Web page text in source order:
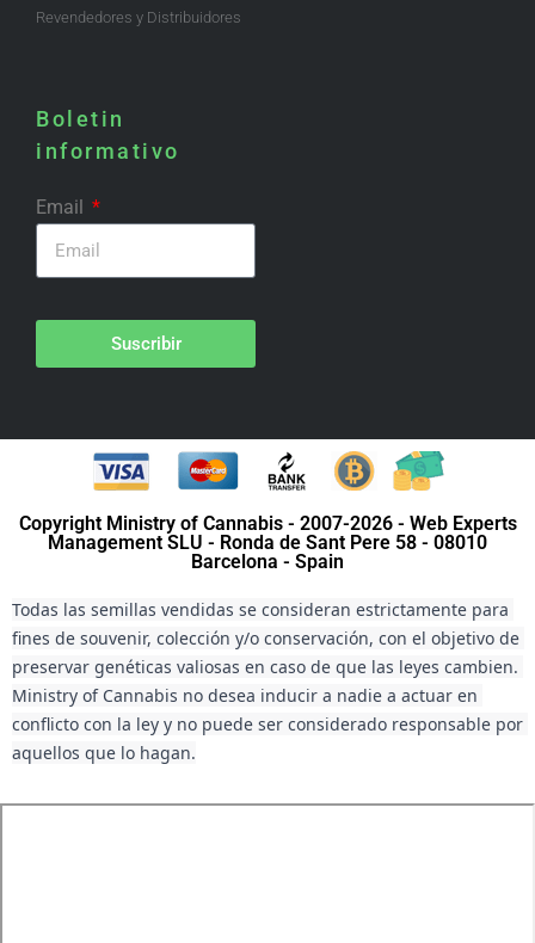
Revendedores y Distribuidores
Boletin
informativo
Email
Suscribir
Copyright Ministry of Cannabis - 2007-2026 - Web Experts
Management SLU - Ronda de Sant Pere 58 - 08010
Barcelona - Spain
Todas las semillas vendidas se consideran estrictamente para
fines de souvenir, colección y/o conservación, con el objetivo de
preservar genéticas valiosas en caso de que las leyes cambien.
Ministry of Cannabis no desea inducir a nadie a actuar en
conflicto con la ley y no puede ser considerado responsable por
aquellos que lo hagan.